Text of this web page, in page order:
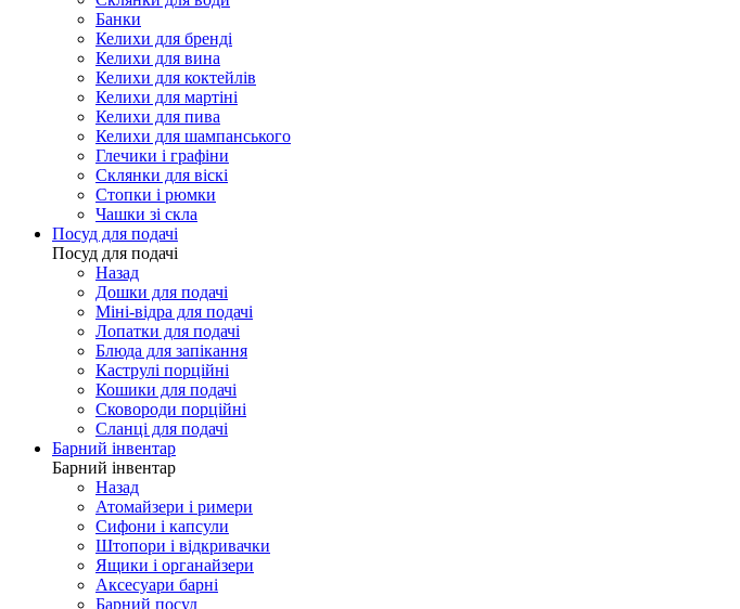
Банки
Келихи для бренді
Келихи для вина
Келихи для коктейлів
Келихи для мартіні
Келихи для пива
Келихи для шампанського
Глечики і графіни
Склянки для віскі
Стопки і рюмки
Чашки зі скла
Посуд для подачі
Посуд для подачі
Назад
Дошки для подачі
Міні-відра для подачі
Лопатки для подачі
Блюда для запікання
Каструлі порційні
Кошики для подачі
Сковороди порційні
Сланці для подачі
Барний інвентар
Барний інвентар
Назад
Атомайзери і римери
Сифони і капсули
Штопори і відкривачки
Ящики і органайзери
Аксесуари барні
Барний посуд